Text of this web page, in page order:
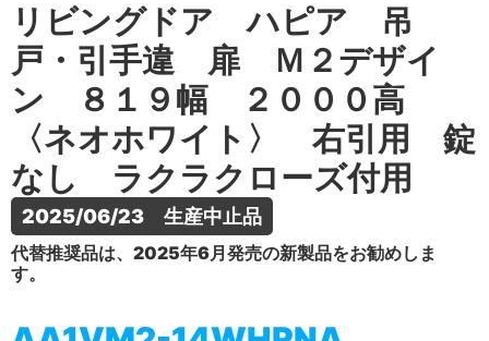
リビングドア ハピア 吊
戸・引手違 扉 Ｍ２デザイ
ン ８１９幅 ２０００高
〈ネオホワイト〉 右引用 錠
なし ラクラクローズ付用
2025/06/23　生産中止品
代替推奨品は、2025年6月発売の新製品をお勧めしま
す。